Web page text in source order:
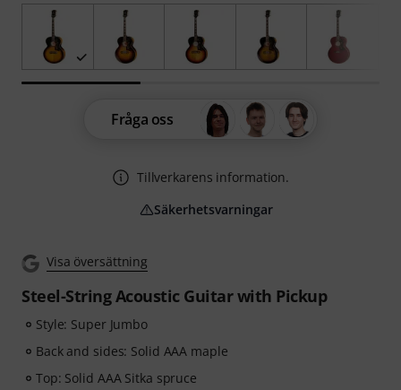
Visa översättning
Steel-String Acoustic Guitar with Pickup
Style: Super Jumbo
Back and sides: Solid AAA maple
Top: Solid AAA Sitka spruce
Fråga oss
Tillverkarens information.
Säkerhetsvarningar